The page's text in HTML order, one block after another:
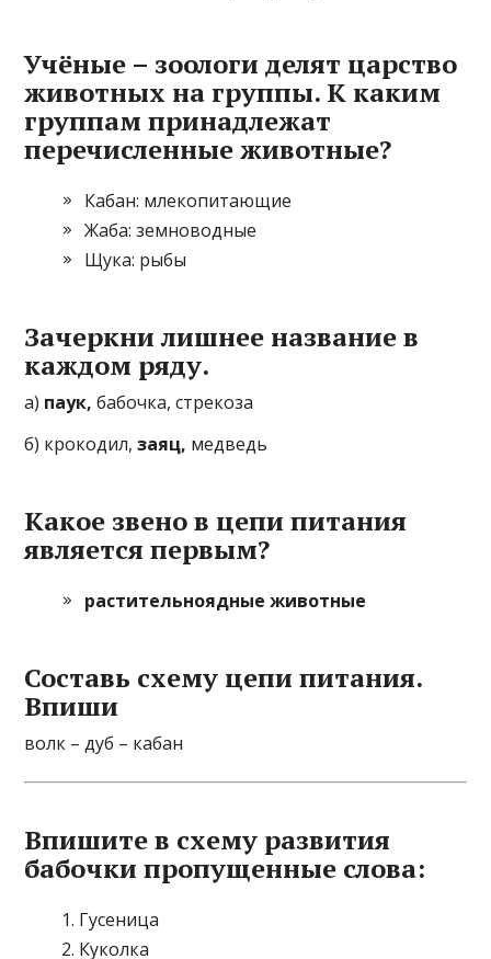
Учёные – зоологи делят царство
животных на группы. К каким
группам принадлежат
перечисленные животные?
Кабан: млекопитающие
Жаба: земноводные
Щука: рыбы
Зачеркни лишнее название в
каждом ряду.
а) паук, бабочка, стрекоза
б) крокодил,заяц, медведь
Какое звено в цепи питания
является первым?
растительноядные животные
Составь схему цепи питания.
Впиши
волк – дуб – кабан
Впишите в схему развития
бабочки пропущенные слова:
Гусеница
Куколка